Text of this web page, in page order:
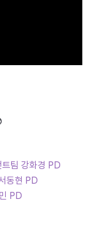
팀 강화경 PD
동현 PD
PD